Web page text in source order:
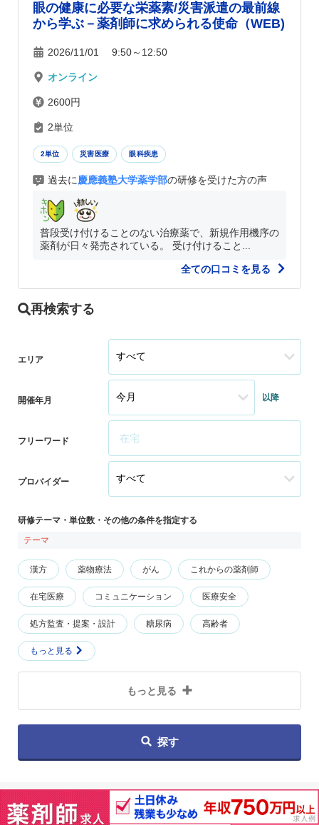
眼の健康に必要な栄薬素/災害派遣の最前線
から学ぶ－薬剤師に求められる使命（WEB)
2026/11/01 9:50～12:50
オンライン
2600円
2単位
2単位 災害医療 眼科疾患
過去に慶應義塾大学薬学部の研修を受けた方の声
普段受け付けることのない治療薬で、新規作用機序の
薬剤が日々発売されている。 受け付けること...
全ての口コミを見る
再検索する
エリア
開催年月 以降
フリーワード
プロバイダー
研修テーマ・単位数・その他の条件を指定する
テーマ
漢方 薬物療法 がん これからの薬剤師
在宅医療 コミュニケーション 医療安全
処方監査・提案・設計 糖尿病 高齢者
もっと見る
もっと見る
探す